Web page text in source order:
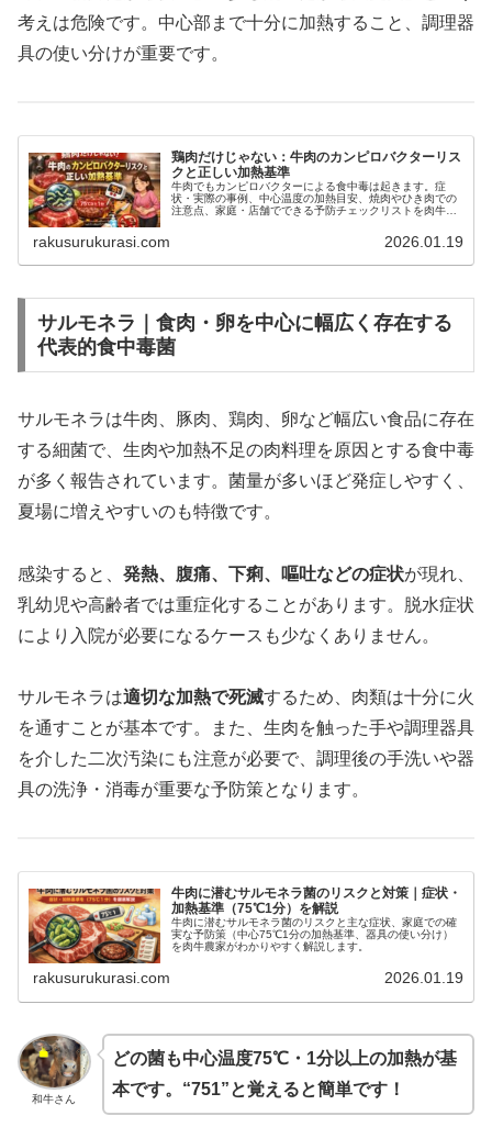
考えは危険です。中心部まで十分に加熱すること、調理器
具の使い分けが重要です。
鶏肉だけじゃない：牛肉のカンピロバクターリス
クと正しい加熱基準
牛肉でもカンピロバクターによる食中毒は起きます。症
状・実際の事例、中心温度の加熱目安、焼肉やひき肉での
注意点、家庭・店舗でできる予防チェックリストを肉牛農
rakusurukurasi.com 2026.01.19
サルモネラ｜食肉・卵を中心に幅広く存在する
代表的食中毒菌
サルモネラは牛肉、豚肉、鶏肉、卵など幅広い食品に存在
する細菌で、生肉や加熱不足の肉料理を原因とする食中毒
が多く報告されています。菌量が多いほど発症しやすく、
夏場に増えやすいのも特徴です。
感染すると、 発熱、腹痛、下痢、嘔吐などの症状が現れ、
乳幼児や高齢者では重症化することがあります。脱水症状
により入院が必要になるケースも少なくありません。
サルモネラは適切な加熱で死滅するため、肉類は十分に火
を通すことが基本です。また、生肉を触った手や調理器具
を介した二次汚染にも注意が必要で、調理後の手洗いや器
具の洗浄・消毒が重要な予防策となります。
牛肉に潜むサルモネラ菌のリスクと対策｜症状・
加熱基準（75℃1分）を解説
牛肉に潜むサルモネラ菌のリスクと主な症状、家庭での確
実な予防策（中心75℃1分の加熱基準、器具の使い分け）
を肉牛農家がわかりやすく解説します。
rakusurukurasi.com 2026.01.19
和牛さん
どの菌も中心温度75℃・1分以上の加熱が基
本です。“751”と覚えると簡単です！